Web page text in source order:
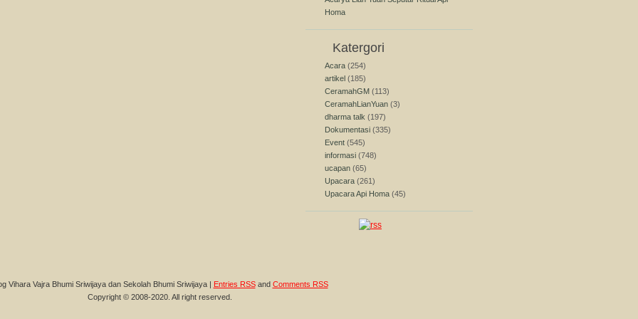
Homa
Katergori
Acara (254)
artikel (185)
CeramahGM (113)
CeramahLianYuan (3)
dharma talk (197)
Dokumentasi (335)
Event (545)
informasi (748)
ucapan (65)
Upacara (261)
Upacara Api Homa (45)
Vihara Vajra Bhumi Sriwijaya dan Sekolah Bhumi Sriwijaya | Entries RSSand Comments RSS
Copyright © 2008-2020. All right reserved.